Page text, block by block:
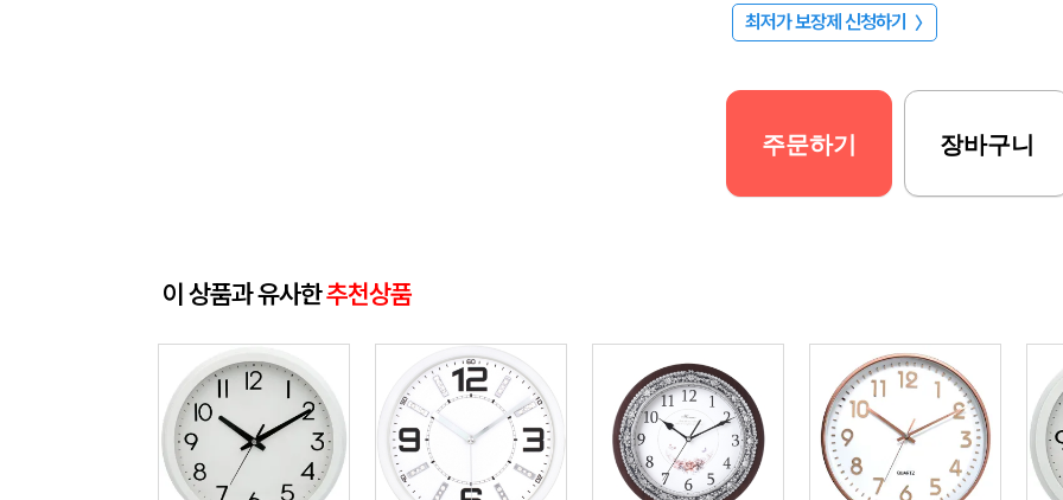
최저가 보장제 신청하기 〉
주문하기 장바구니
이 상품과 유사한추천상품